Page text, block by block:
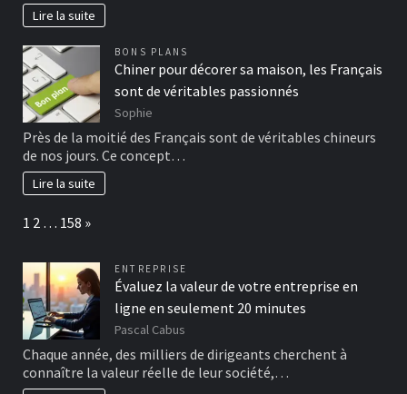
Lire la suite
BONS PLANS
Chiner pour décorer sa maison, les Français
sont de véritables passionnés
Sophie
Près de la moitié des Français sont de véritables chineurs
de nos jours. Ce concept…
Lire la suite
Page:
1 2 … 158 Next
»
ENTREPRISE
Évaluez la valeur de votre entreprise en
ligne en seulement 20 minutes
Pascal Cabus
Chaque année, des milliers de dirigeants cherchent à
connaître la valeur réelle de leur société,…